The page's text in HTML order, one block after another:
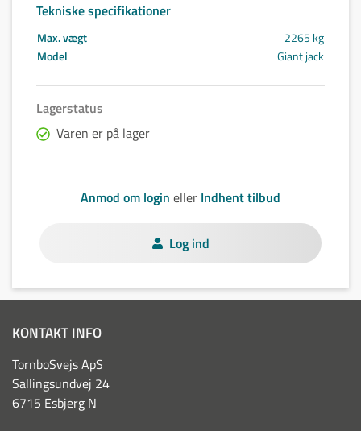
Tekniske specifikationer
Max. vægt
2265 kg
Model
Giant jack
Lagerstatus
Varen er på lager
Anmod om login eller Indhent tilbud
Log ind
KONTAKT INFO
TornboSvejs ApS
Sallingsundvej 24
6715 Esbjerg N